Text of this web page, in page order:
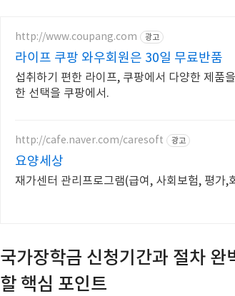
http://www.coupang.com 광고
라이프 쿠팡 와우회원은 30일 무료반품
섭취하기 편한 라이프, 쿠팡에서 다양한 제품
한 선택을 쿠팡에서.
http://cafe.naver.com/caresoft 광고
요양세상
재가센터 관리프로그램(급여, 사회보험, 평가,
국가장학금 신청기간과 절차
할 핵심 포인트